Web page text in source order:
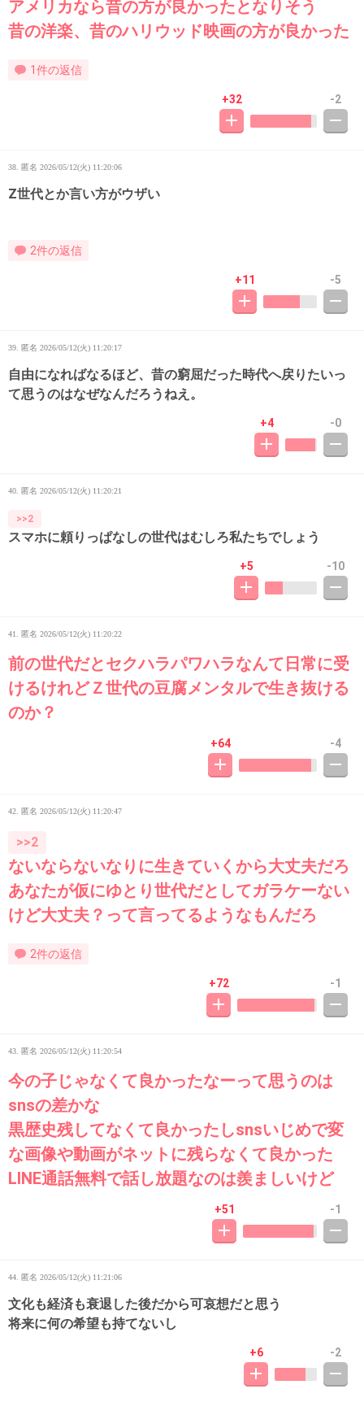
アメリカなら昔の方が良かったとなりそう
昔の洋楽、昔のハリウッド映画の方が良かった
1件の返信
+32 -2
38. 匿名 2026/05/12(火) 11:20:06
Z世代とか言い方がウザい
2件の返信
+11 -5
39. 匿名 2026/05/12(火) 11:20:17
自由になればなるほど、昔の窮屈だった時代へ戻りたいっ
て思うのはなぜなんだろうねえ。
+4 -0
40. 匿名 2026/05/12(火) 11:20:21
>>2
スマホに頼りっぱなしの世代はむしろ私たちでしょう
+5 -10
41. 匿名 2026/05/12(火) 11:20:22
前の世代だとセクハラパワハラなんて日常に受
けるけれどＺ世代の豆腐メンタルで生き抜ける
のか？
+64 -4
42. 匿名 2026/05/12(火) 11:20:47
>>2
ないならないなりに生きていくから大丈夫だろ
あなたが仮にゆとり世代だとしてガラケーない
けど大丈夫？って言ってるようなもんだろ
2件の返信
+72 -1
43. 匿名 2026/05/12(火) 11:20:54
今の子じゃなくて良かったなーって思うのは
snsの差かな
黒歴史残してなくて良かったしsnsいじめで変
な画像や動画がネットに残らなくて良かった
LINE通話無料で話し放題なのは羨ましいけど
+51 -1
44. 匿名 2026/05/12(火) 11:21:06
文化も経済も衰退した後だから可哀想だと思う
将来に何の希望も持てないし
+6 -2